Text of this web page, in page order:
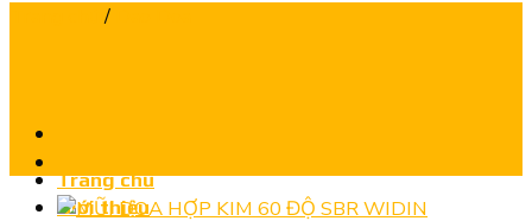
Trang chủ
Giới thiệu
/